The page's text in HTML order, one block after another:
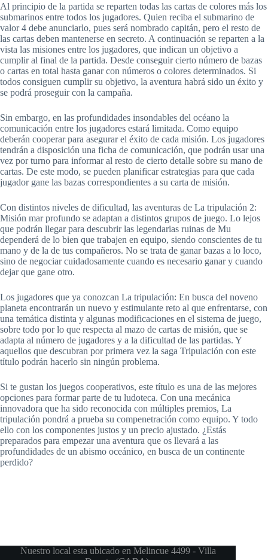
Al principio de la partida se reparten todas las cartas de colores más los
submarinos entre todos los jugadores. Quien reciba el submarino de
valor 4 debe anunciarlo, pues será nombrado capitán, pero el resto de
las cartas deben mantenerse en secreto. A continuación se reparten a la
vista las misiones entre los jugadores, que indican un objetivo a
cumplir al final de la partida. Desde conseguir cierto número de bazas
o cartas en total hasta ganar con números o colores determinados. Si
todos consiguen cumplir su objetivo, la aventura habrá sido un éxito y
se podrá proseguir con la campaña.
Sin embargo, en las profundidades insondables del océano la
comunicación entre los jugadores estará limitada. Como equipo
deberán cooperar para asegurar el éxito de cada misión. Los jugadores
tendrán a disposición una ficha de comunicación, que podrán usar una
vez por turno para informar al resto de cierto detalle sobre su mano de
cartas. De este modo, se pueden planificar estrategias para que cada
jugador gane las bazas correspondientes a su carta de misión.
Con distintos niveles de dificultad, las aventuras de La tripulación 2:
Misión mar profundo se adaptan a distintos grupos de juego. Lo lejos
que podrán llegar para descubrir las legendarias ruinas de Mu
dependerá de lo bien que trabajen en equipo, siendo conscientes de tu
mano y de la de tus compañeros. No se trata de ganar bazas a lo loco,
sino de negociar cuidadosamente cuando es necesario ganar y cuando
dejar que gane otro.
Los jugadores que ya conozcan La tripulación: En busca del noveno
planeta encontrarán un nuevo y estimulante reto al que enfrentarse, con
una temática distinta y algunas modificaciones en el sistema de juego,
sobre todo por lo que respecta al mazo de cartas de misión, que se
adapta al número de jugadores y a la dificultad de las partidas. Y
aquellos que descubran por primera vez la saga Tripulación con este
título podrán hacerlo sin ningún problema.
Si te gustan los juegos cooperativos, este título es una de las mejores
opciones para formar parte de tu ludoteca. Con una mecánica
innovadora que ha sido reconocida con múltiples premios, La
tripulación pondrá a prueba su compenetración como equipo. Y todo
ello con los componentes justos y un precio ajustado. ¿Estás
preparados para empezar una aventura que os llevará a las
profundidades de un abismo oceánico, en busca de un continente
perdido?
Nuestro local esta ubicado en Melincue 4499 - Villa